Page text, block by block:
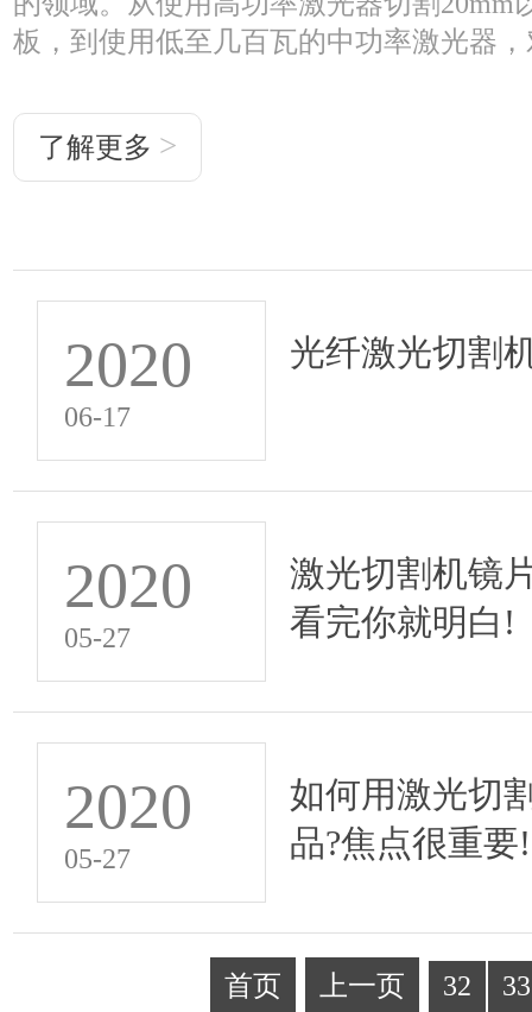
板，到使用低至几百瓦的中功率激光器，
了解更多 >
2020
06-17
光纤激光切割
2020
05-27
激光切割机镜
看完你就明白!
2020
05-27
如何用激光切
品?焦点很重要!
首页 上一页 32 33